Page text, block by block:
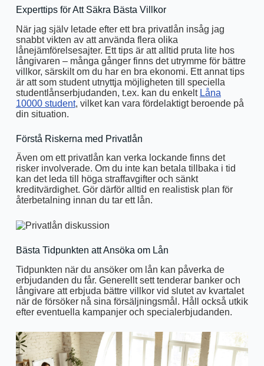
Experttips för Att Säkra Bästa Villkor
När jag själv letade efter ett bra privatlån insåg jag
snabbt vikten av att använda flera olika
lånejämförelsesajter. Ett tips är att alltid pruta lite hos
långivaren – många gånger finns det utrymme för bättre
villkor, särskilt om du har en bra ekonomi. Ett annat tips
är att som student utnyttja möjligheten till speciella
studentlånserbjudanden, t.ex. kan du enkelt Låna
10000 student, vilket kan vara fördelaktigt beroende på
din situation.
Förstå Riskerna med Privatlån
Även om ett privatlån kan verka lockande finns det
risker involverade. Om du inte kan betala tillbaka i tid
kan det leda till höga straffavgifter och sänkt
kreditvärdighet. Gör därför alltid en realistisk plan för
återbetalning innan du tar ett lån.
Bästa Tidpunkten att Ansöka om Lån
Tidpunkten när du ansöker om lån kan påverka de
erbjudanden du får. Generellt sett tenderar banker och
långivare att erbjuda bättre villkor vid slutet av kvartalet
när de försöker nå sina försäljningsmål. Håll också utkik
efter eventuella kampanjer och specialerbjudanden.